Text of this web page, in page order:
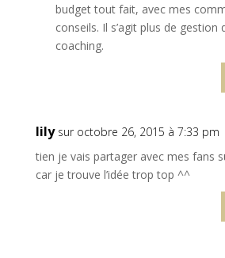
budget tout fait, avec mes
conseils. Il s’agit plus de gestion
coaching.
lily sur octobre 26, 2015 à 7:33 pm
tien je vais partager avec mes fans
car je trouve l’idée trop top ^^